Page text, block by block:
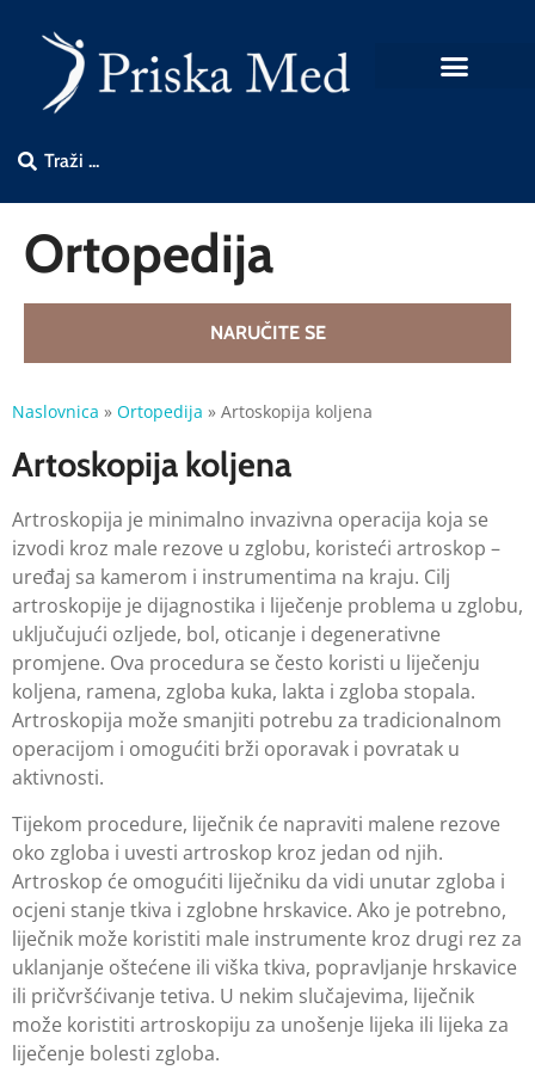
Ortopedija
NARUČITE SE
Naslovnica » Ortopedija » Artoskopija koljena
Artoskopija koljena
Artroskopija je minimalno invazivna operacija koja se
izvodi kroz male rezove u zglobu, koristeći artroskop –
uređaj sa kamerom i instrumentima na kraju. Cilj
artroskopije je dijagnostika i liječenje problema u zglobu,
uključujući ozljede, bol, oticanje i degenerativne
promjene. Ova procedura se često koristi u liječenju
koljena, ramena, zgloba kuka, lakta i zgloba stopala.
Artroskopija može smanjiti potrebu za tradicionalnom
operacijom i omogućiti brži oporavak i povratak u
aktivnosti.
Tijekom procedure, liječnik će napraviti malene rezove
oko zgloba i uvesti artroskop kroz jedan od njih.
Artroskop će omogućiti liječniku da vidi unutar zgloba i
ocjeni stanje tkiva i zglobne hrskavice. Ako je potrebno,
liječnik može koristiti male instrumente kroz drugi rez za
uklanjanje oštećene ili viška tkiva, popravljanje hrskavice
ili pričvršćivanje tetiva. U nekim slučajevima, liječnik
može koristiti artroskopiju za unošenje lijeka ili lijeka za
liječenje bolesti zgloba.